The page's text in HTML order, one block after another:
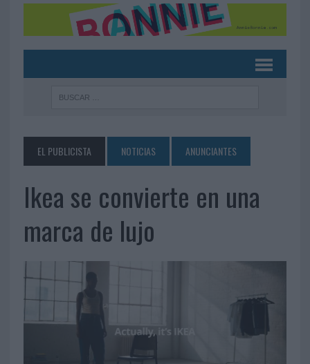
EL PUBLICISTA NOTICIAS ANUNCIANTES
Ikea se convierte en una
marca de lujo